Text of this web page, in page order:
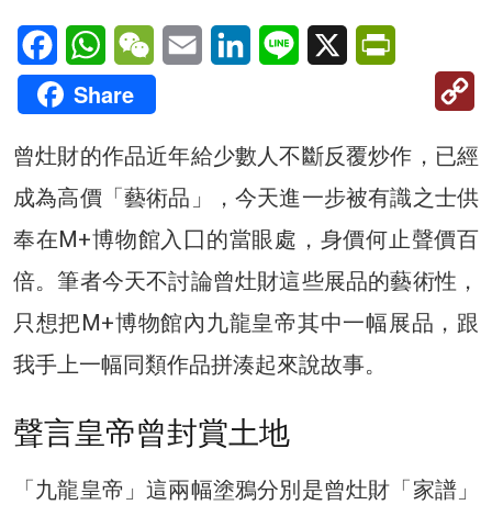
FacebookWhatsAppWeChatEmail LinkedInLine X
Share
曾灶財的作品近年給少數人不斷反覆炒作，已經
成為高價「藝術品」，今天進一步被有識之士供
奉在M+博物館入囗的當眼處，身價何止聲價百
倍。筆者今天不討論曾灶財這些展品的藝術性，
只想把M+博物館內九龍皇帝其中一幅展品，跟
我手上一幅同類作品拼湊起來說故事。
聲言皇帝曾封賞土地
「九龍皇帝」這兩幅塗鴉分別是曾灶財「家譜」